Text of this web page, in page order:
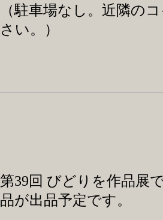
（駐車場なし。近隣の
さい。）
第39回 びどりを作品展
品が出品予定です。